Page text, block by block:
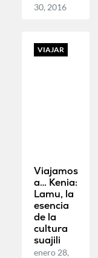
30, 2016
VIAJAR
Viajamos
a… Kenia:
Lamu, la
esencia
de la
cultura
suajili
enero 28,